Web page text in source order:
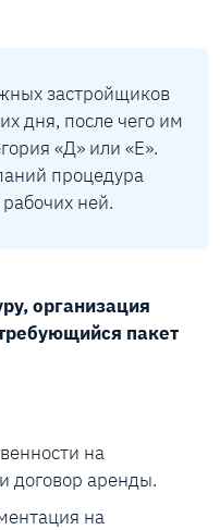
застройщиков
дня, после чего им
«Д» или «Е».
процедура
ней.
организация
пакет
на
договор аренды.
на